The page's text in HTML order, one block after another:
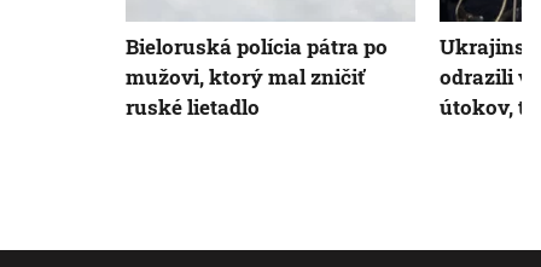
Bieloruská polícia pátra po
mužovi, ktorý mal zničiť
ruské lietadlo
odrazili
útokov,